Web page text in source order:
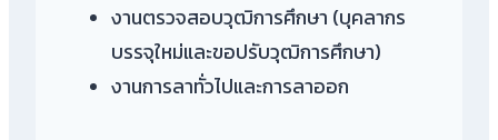
งานตรวจสอบวุฒิการศึกษา (บุคลากร
บรรจุใหม่และขอปรับวุฒิการศึกษา)
งานการลาทั่วไปและการลาออก